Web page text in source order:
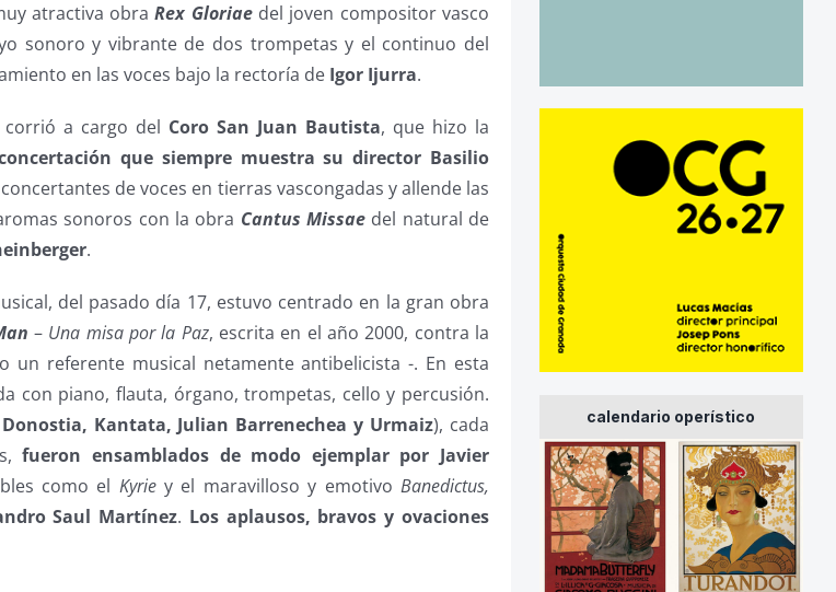
atractiva obraRex Gloriaedel joven compositor vasco
sonoro y vibrante de dos trompetas y el continuo del
en las voces bajo la rectoría de Igor Ijurra.
a cargo del Coro San Juan Bautista, que hizo la
que siempre muestra su director Basilio
de voces en tierras vascongadas y allende las
sonoros con la obra Cantus Missaedel natural de
.
del pasado día 17, estuvo centrado en la gran obra
– Una misa por la Paz, escrita en el año 2000, contra la
un referente musical netamente antibelicista -. En esta
con piano, flauta, órgano, trompetas, cello y percusión.
Kantata, Julian Barrenechea y Urmaiz), cada
fueron ensamblados de modo ejemplar por Javier
como el Kyriey el maravilloso y emotivo Banedictus,
Saul Martínez. Los aplausos, bravos y ovaciones
calendario operístico